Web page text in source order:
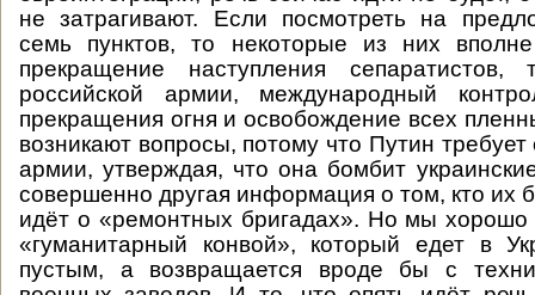
не затрагивают. Если посмотреть на
семь пунктов, то некоторые из них
прекращение наступления
российской армии, международный
прекращения огня и освобождение всех
возникают вопросы, потому что Путин требует
армии, утверждая, что она бомбит
совершенно другая информация о том, кто их
идёт о «ремонтных бригадах». Но мы хорошо
«гуманитарный конвой», который едет в
пустым, а возвращается вроде бы с